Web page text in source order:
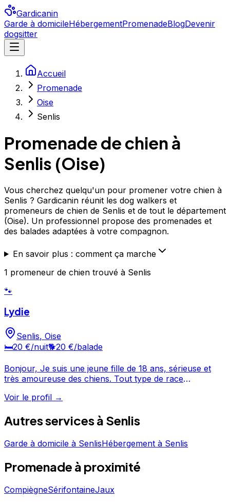
Gardicanin
Garde à domicileHébergementPromenadeBlogDevenir
dogsitter
Accueil
Promenade
Oise
Senlis
Promenade de chien à
Senlis (Oise)
Vous cherchez quelqu'un pour promener votre chien à
Senlis ? Gardicanin réunit les dog walkers et
promeneurs de chien de Senlis et de tout le département
(Oise). Un professionnel propose des promenades et
des balades adaptées à votre compagnon.
En savoir plus : comment ça marche
1 promeneur de chien trouvé à Senlis
🐾
Lydie
Senlis, Oise
🛏️20 €/nuit🐕20 €/balade
Bonjour, Je suis une jeune fille de 18 ans, sérieuse et
très amoureuse des chiens. Tout type de race
(caniche croisé bichon), je garde aussi de temps en
Russell). Je saurai m'en occuper avec soins, je leur ferai
temps nécessaire pour les occuper. Vous pouvez me
faire confiance les yeux fermés! Vos chiens seront entre
de bonnes mains !
Voir le profil →
Autres services à Senlis
Garde à domicile à SenlisHébergement à Senlis
Promenade à proximité
CompiègneSérifontaineJaux